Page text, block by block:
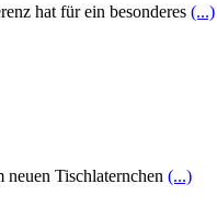
hat für ein besonderes (...)
Tischlaternchen (...)